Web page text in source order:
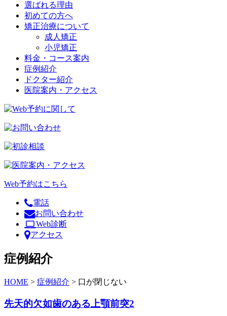
選ばれる理由
初めての方へ
矯正治療について
成人矯正
小児矯正
料金・コース案内
症例紹介
ドクター紹介
医院案内・アクセス
Web予約はこちら
電話
お問い合わせ
Web診断
アクセス
症例紹介
HOME > 症例紹介 > 口が閉じない
先天的欠如歯のある上顎前突2